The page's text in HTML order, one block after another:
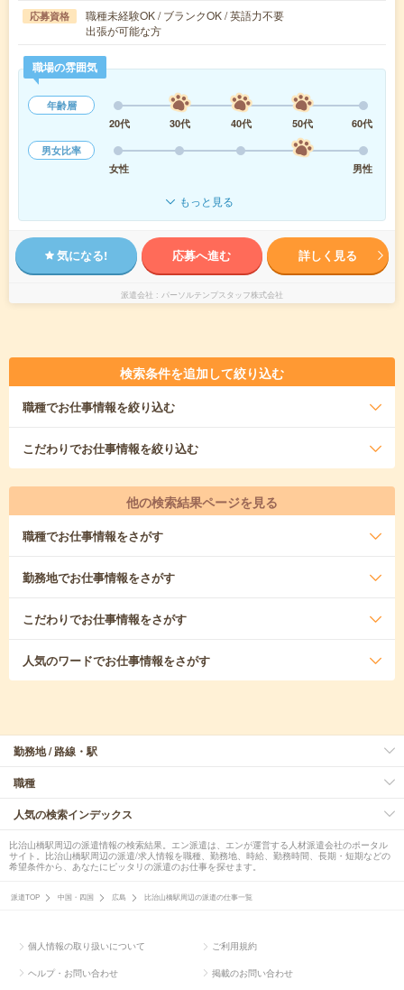
応募資格
職種未経験OK / ブランクOK / 英語力不要
出張が可能な方
職場の雰囲気
年齢層
20代
30代 40代 50代
60代
男女比率
女性
男性
もっと見る
気になる! 応募へ進む 詳しく見る
派遣会社 パーソルテンプスタッフ株式会社
検索条件を追加して絞り込む
職種でお仕事情報を絞り込む
こだわりでお仕事情報を絞り込む
他の検索結果ページを見る
職種でお仕事情報をさがす
勤務地でお仕事情報をさがす
こだわりでお仕事情報をさがす
人気のワードでお仕事情報をさがす
勤務地 / 路線・駅
職種
人気の検索インデックス
比治山橋駅周辺の派遣情報の検索結果。エン派遣は、エンが運営する人材派遣会社のポータル
サイト。比治山橋駅周辺の派遣/求人情報を職種、勤務地、時給、勤務時間、長期・短期などの
希望条件から、あなたにピッタリの派遣のお仕事を探せます。
派遣TOP 中国・四国 広島 比治山橋駅周辺の派遣の仕事一覧
個人情報の取り扱いについて ご利用規約
ヘルプ・お問い合わせ 掲載のお問い合わせ